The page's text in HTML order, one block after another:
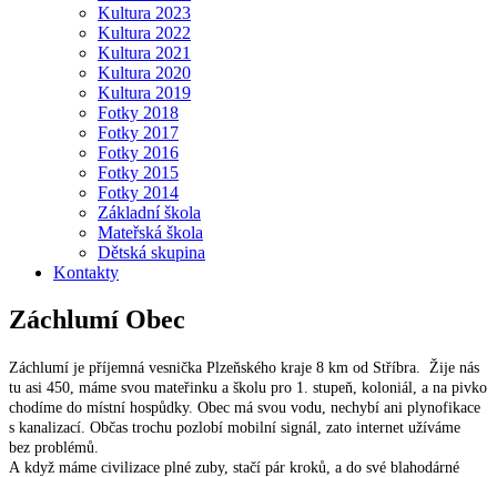
Kultura 2023
Kultura 2022
Kultura 2021
Kultura 2020
Kultura 2019
Fotky 2018
Fotky 2017
Fotky 2016
Fotky 2015
Fotky 2014
Základní škola
Mateřská škola
Dětská skupina
Kontakty
Záchlumí Obec
Záchlumí je příjemná vesnička Plzeňského kraje 8 km od Stříbra. Žije nás
tu asi 450, máme svou mateřinku a školu pro 1. stupeň, koloniál, a na pivko
chodíme do místní hospůdky. Obec má svou vodu, nechybí ani plynofikace
s kanalizací. Občas trochu pozlobí mobilní signál, zato internet užíváme
bez problémů.
A když máme civilizace plné zuby, stačí pár kroků, a do své blahodárné